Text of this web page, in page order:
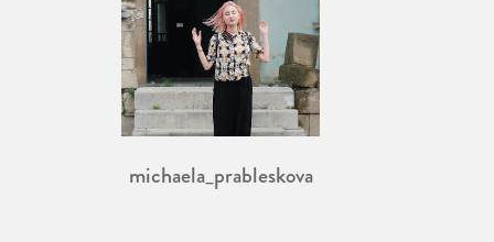
michaela_prableskova